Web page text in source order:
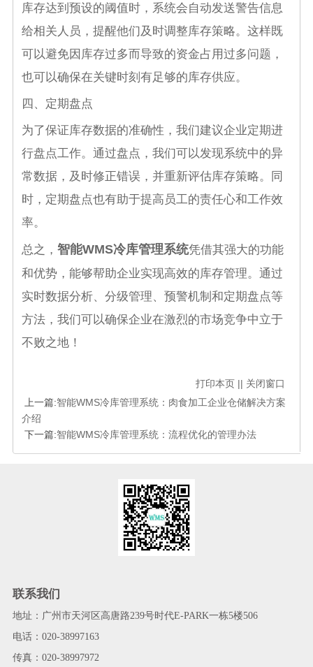
库存达到预设的阈值时，系统会自动发送警告信息
给相关人员，提醒他们及时调整库存策略。这样既
可以避免因库存过多而导致的资金占用过多问题，
也可以确保在关键时刻有足够的库存供应。
四、定期盘点
为了保证库存数据的准确性，我们建议企业定期进
行盘点工作。通过盘点，我们可以发现系统中的异
常数据，及时修正错误，并重新评估库存策略。同
时，定期盘点也有助于提高员工的责任心和工作效
率。
总之， 智能WMS冷库管理系统凭借其强大的功能
和优势，能够帮助企业实现高效的库存管理。通过
实时数据分析、分级管理、预警机制和定期盘点等
方法，我们可以确保企业在激烈的市场竞争中立于
不败之地！‍
打印本页|| 关闭窗口
上一篇:智能WMS冷库管理系统：肉食加工企业仓储解决方案
介绍
下一篇:智能WMS冷库管理系统：流程优化的管理办法
联系我们
地址：广州市天河区高唐路239号时代E-PARK一栋5楼506
电话：020-38997163
传真：020-38997972